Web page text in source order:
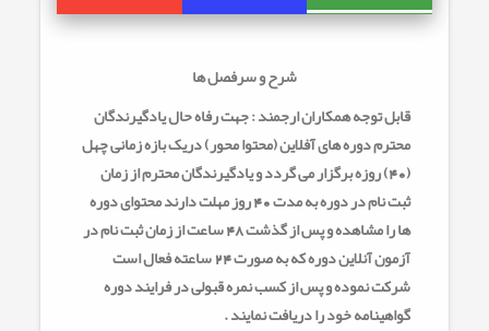
شرح و سرفصل ها
قابل توجه همکاران ارجمند : جهت رفاه حال یادگیرندگان
محترم دوره های آفلاین (محتوا محور) دریک بازه زمانی چهل
(40) روزه برگزار می گردد و یادگیرندگان محترم از زمان
ثبت نام در دوره به مدت 40 روز مهلت دارند محتوای دوره
ها را مشاهده و پس از گذشت 48 ساعت از زمان ثبت نام در
آزمون آنلاین دوره که به صورت 24 ساعته فعال است
شرکت نموده و پس از کسب نمره قبولی در فرایند دوره
گواهینامه خود را دریافت نمایند .